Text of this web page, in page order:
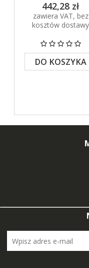
442,28 zł
zawiera VAT, bez
kosztów dostawy
DO KOSZYKA